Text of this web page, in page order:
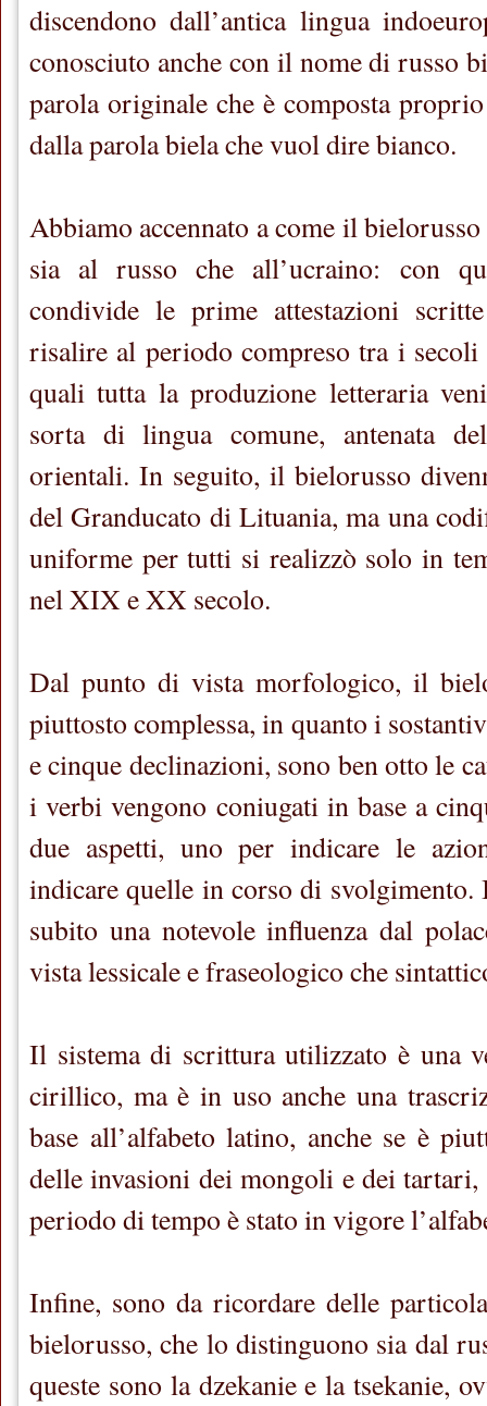
discendono dall’antica lingua
conosciuto anche con il nome di russo
parola originale che è composta
dalla parola biela che vuol dire bianco.
Abbiamo accennato a come il
sia al russo che all’ucraino: con
condivide le prime attestazioni
risalire al periodo compreso tra i
quali tutta la produzione letteraria
sorta di lingua comune, antenata
orientali. In seguito, il bielorusso
del Granducato di Lituania, ma una
uniforme per tutti si realizzò solo in
nel XIX e XX secolo.
Dal punto di vista morfologico, il
piuttosto complessa, in quanto i
e cinque declinazioni, sono ben otto le
i verbi vengono coniugati in base a
due aspetti, uno per indicare le
indicare quelle in corso di
subito una notevole influenza dal
vista lessicale e fraseologico che
Il sistema di scrittura utilizzato è una
cirillico, ma è in uso anche una
base all’alfabeto latino, anche se è
delle invasioni dei mongoli e dei
periodo di tempo è stato in vigore
Infine, sono da ricordare delle
bielorusso, che lo distinguono sia dal
queste sono la dzekanie e la tsekanie,